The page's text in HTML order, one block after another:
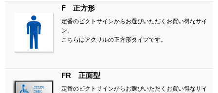
F 正方形
定番のピクトサインからお選びいただくお買い得なサイ
ン。
こちらはアクリルの正方形タイプです。
FR 正面型
定番のピクトサインからお選びいただくお買い得なサイ